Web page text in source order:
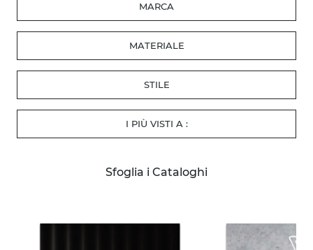
MARCA
MATERIALE
STILE
I PIÙ VISTI A :
Sfoglia i Cataloghi